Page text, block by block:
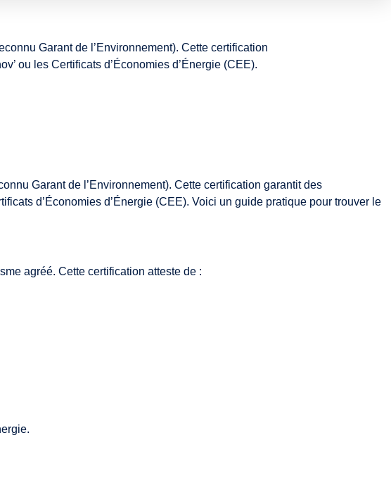
Garant de l’Environnement). Cette certification
ou les Certificats d’Économies d’Énergie (CEE).
Garant de l’Environnement). Cette certification garantit des
d’Économies d’Énergie (CEE). Voici un guide pratique pour trouver le
agréé. Cette certification atteste de :